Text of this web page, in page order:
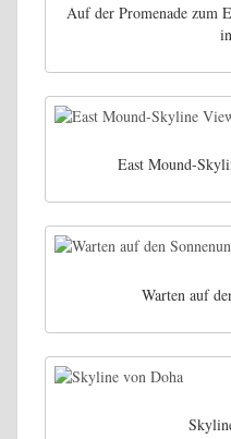
Auf der Promenade zum
East Mound-
Warten auf